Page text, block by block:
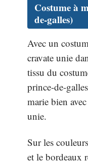
Costume à
de-galles)
Avec un
cravate unie
tissu du
prince-de-
marie bien
unie.
Sur les
et le bordeaux